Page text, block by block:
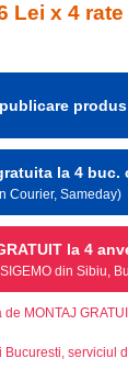
Lei x 4
produs
la 4 buc.
Courier, Sameday)
la 4
din Sibiu,
MONTAJ
serviciul